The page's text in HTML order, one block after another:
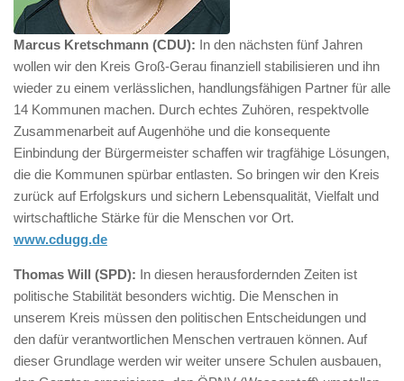
Marcus Kretschmann (CDU): In den nächsten fünf Jahren
wollen wir den Kreis Groß-Gerau finanziell stabilisieren und ihn
wieder zu einem verlässlichen, handlungsfähigen Partner für alle
14 Kommunen machen. Durch echtes Zuhören, respektvolle
Zusammenarbeit auf Augenhöhe und die konsequente
Einbindung der Bürgermeister schaffen wir tragfähige Lösungen,
die die Kommunen spürbar entlasten. So bringen wir den Kreis
zurück auf Erfolgskurs und sichern Lebensqualität, Vielfalt und
wirtschaftliche Stärke für die Menschen vor Ort.
www.cdugg.de
Thomas Will (SPD): In diesen herausfordernden Zeiten ist
politische Stabilität besonders wichtig. Die Menschen in
unserem Kreis müssen den politischen Entscheidungen und
den dafür verantwortlichen Menschen vertrauen können. Auf
dieser Grundlage werden wir weiter unsere Schulen ausbauen,